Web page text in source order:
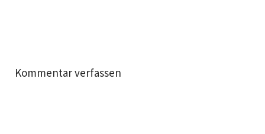
Kommentar verfassen